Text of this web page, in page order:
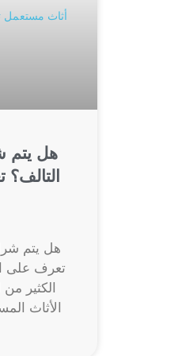
هل يتم
التالف؟
هل يتم
تعرف على
الكثير
الأثاث